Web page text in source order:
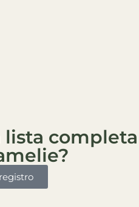
lista completa